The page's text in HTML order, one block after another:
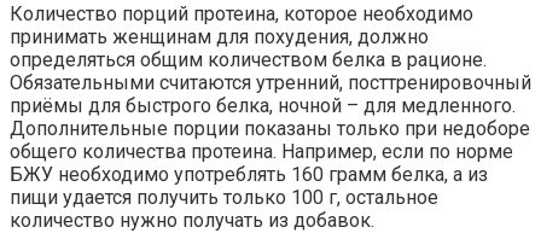
Количество порций протеина, которое необходимо
принимать женщинам для похудения, должно
определяться общим количеством белка в рационе.
Обязательными считаются утренний, посттренировочный
приёмы для быстрого белка, ночной – для медленного.
Дополнительные порции показаны только при недоборе
общего количества протеина. Например, если по норме
БЖУ необходимо употреблять 160 грамм белка, а из
пищи удается получить только 100 г, остальное
количество нужно получать из добавок.